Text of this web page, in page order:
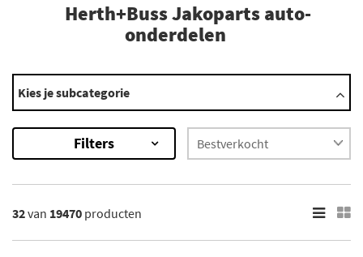
Herth+Buss Jakoparts auto-
onderdelen
Categorieën
ABS sensor
Aandrijfas
Aandrijfashoes
Autolamp
Automaatbak filter
×
Kies je subcategorie
Filters
32van 19470 producten